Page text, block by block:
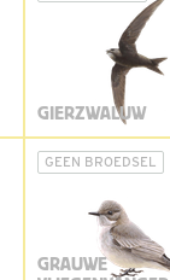
GIERZWALUW
GEEN BROEDSEL
GRAUWE